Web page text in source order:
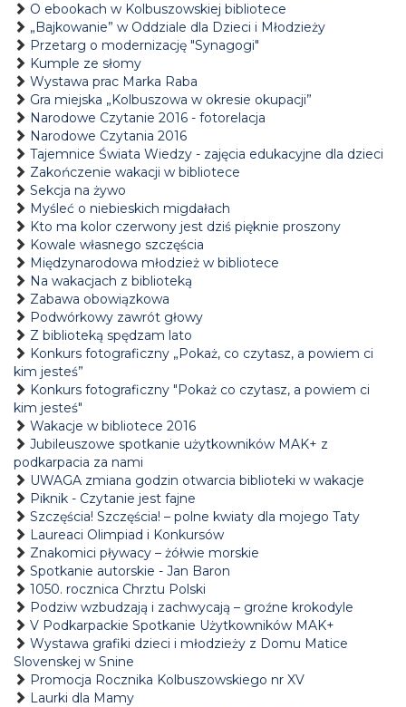
O ebookach w Kolbuszowskiej bibliotece
„Bajkowanie” w Oddziale dla Dzieci i Młodzieży
Przetarg o modernizację "Synagogi"
Kumple ze słomy
Wystawa prac Marka Raba
Gra miejska „Kolbuszowa w okresie okupacji”
Narodowe Czytanie 2016 - fotorelacja
Narodowe Czytania 2016
Tajemnice Świata Wiedzy - zajęcia edukacyjne dla dzieci
Zakończenie wakacji w bibliotece
Sekcja na żywo
Myśleć o niebieskich migdałach
Kto ma kolor czerwony jest dziś pięknie proszony
Kowale własnego szczęścia
Międzynarodowa młodzież w bibliotece
Na wakacjach z biblioteką
Zabawa obowiązkowa
Podwórkowy zawrót głowy
Z biblioteką spędzam lato
Konkurs fotograficzny „Pokaż, co czytasz, a powiem ci
kim jesteś”
Konkurs fotograficzny "Pokaż co czytasz, a powiem ci
kim jesteś"
Wakacje w bibliotece 2016
Jubileuszowe spotkanie użytkowników MAK+ z
podkarpacia za nami
UWAGA zmiana godzin otwarcia biblioteki w wakacje
Piknik - Czytanie jest fajne
Szczęścia! Szczęścia! – polne kwiaty dla mojego Taty
Laureaci Olimpiad i Konkursów
Znakomici pływacy – żółwie morskie
Spotkanie autorskie - Jan Baron
1050. rocznica Chrztu Polski
Podziw wzbudzają i zachwycają – groźne krokodyle
V Podkarpackie Spotkanie Użytkowników MAK+
Wystawa grafiki dzieci i młodzieży z Domu Matice
Slovenskej w Snine
Promocja Rocznika Kolbuszowskiego nr XV
Laurki dla Mamy